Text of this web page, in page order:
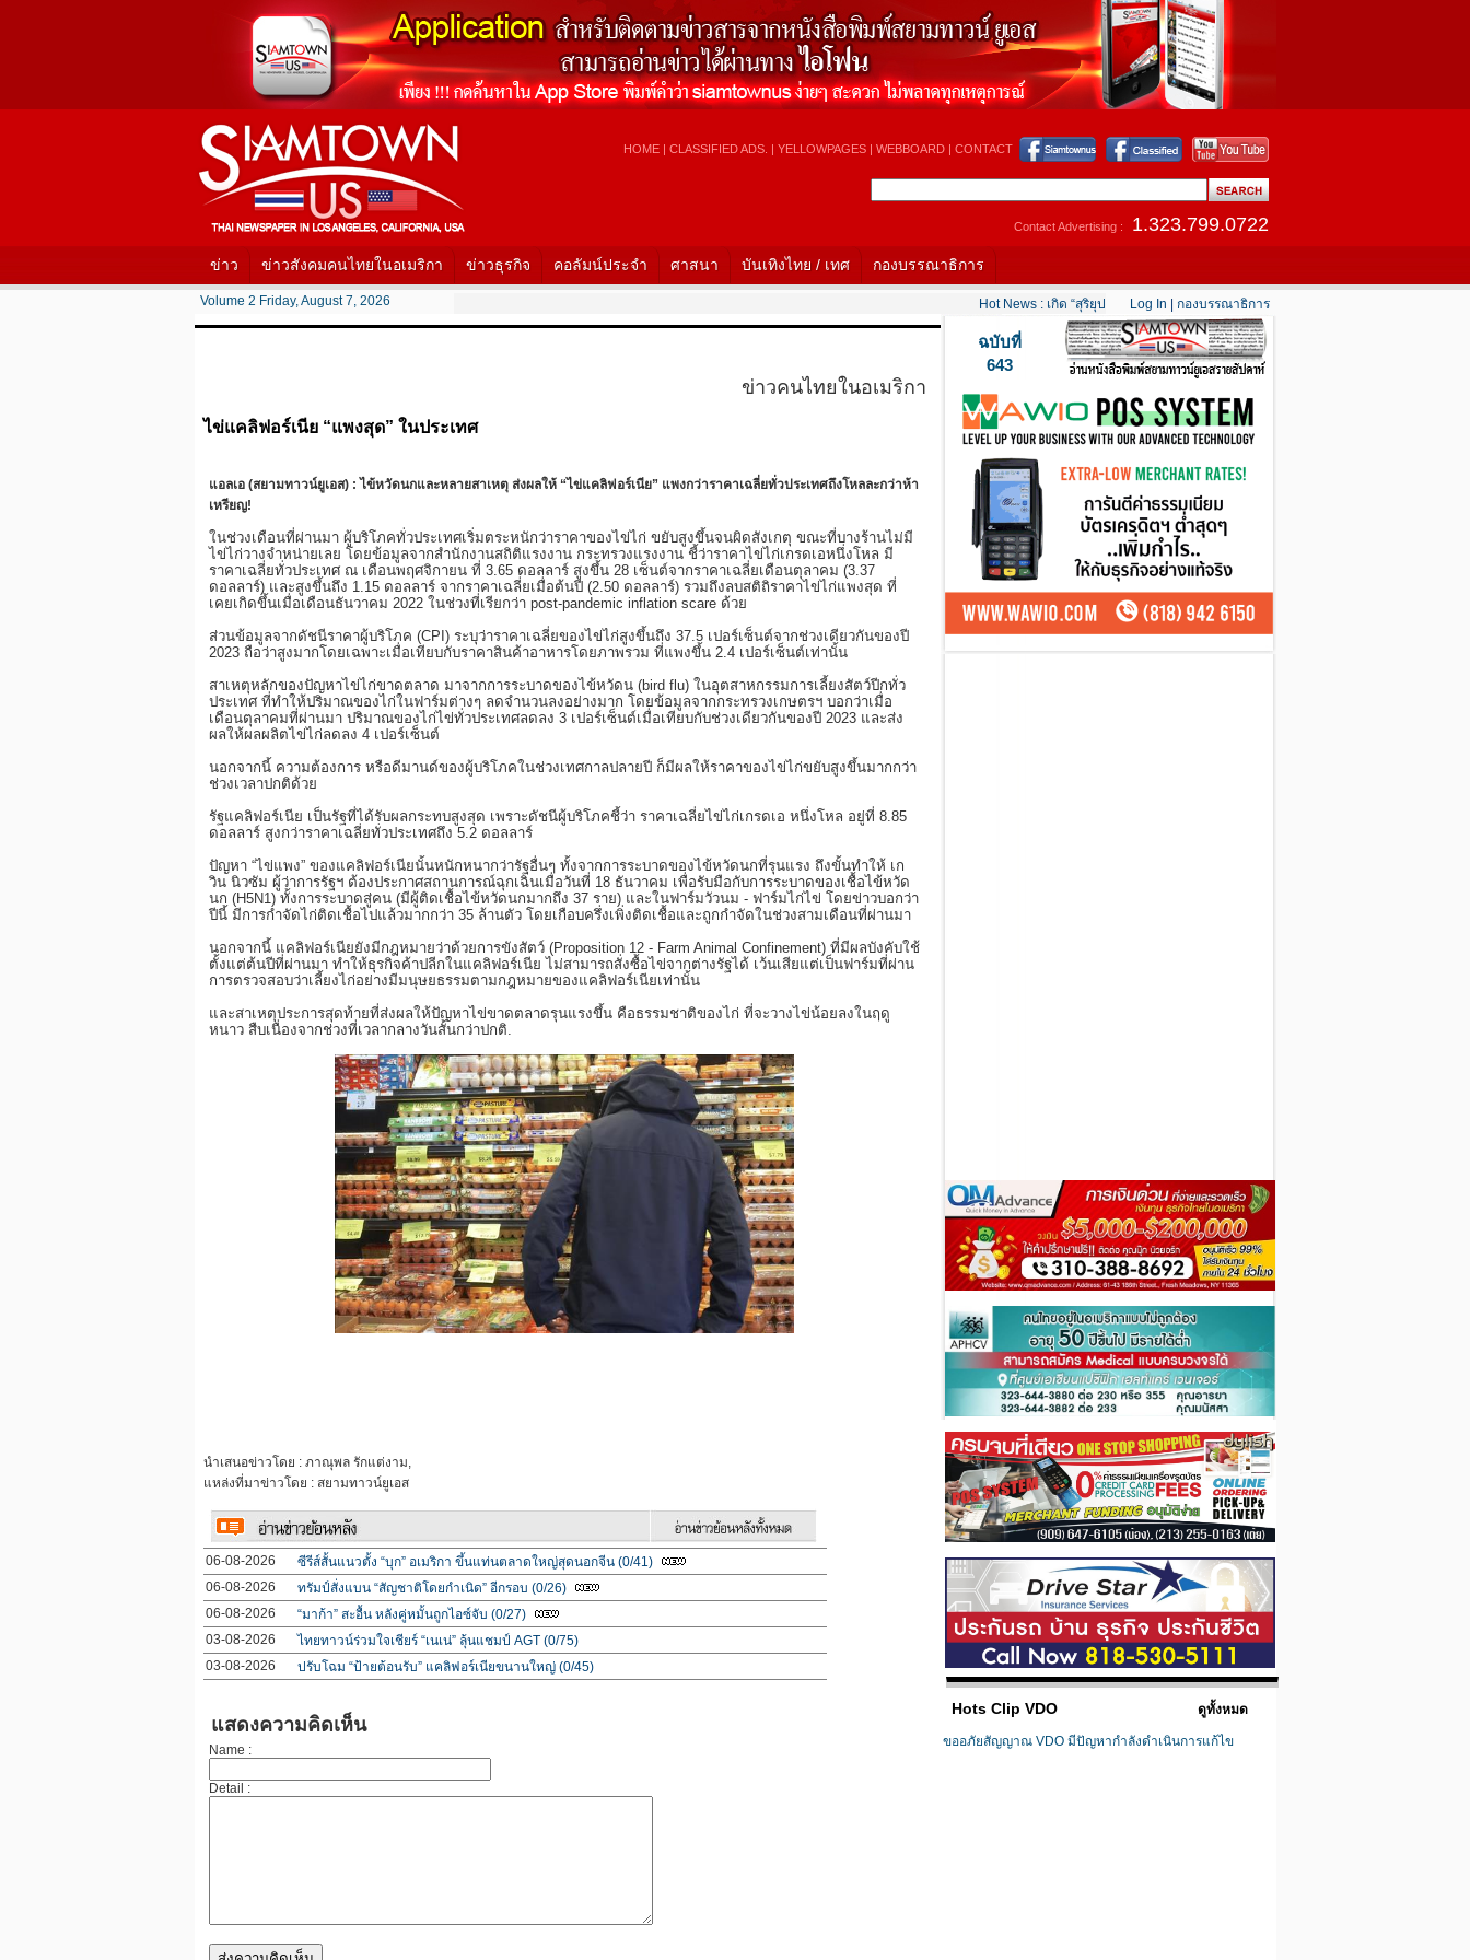
HOME| CLASSIFIED ADS. | YELLOWPAGES| WEBBOARD| CONTACT
Contact Advertising : 1.323.799.0722
ข่าว ข่าวสังคมคนไทยในอเมริกา ข่าวธุรกิจ คอลัมน์ประจำ ศาสนา บันเทิงไทย / เทศ กองบรรณาธิการ
Volume 2 Friday, August 7, 2026 Hot News : เกิด “สุริยุปราคาเต็มดวง” 12 สิงหาคมนี้....Hot News : แคลิฟอร์เนียใต้เริ่มคลา
Log In กองบรรณาธิการ
ข่าวคนไทยในอเมริกา
ไข่แคลิฟอร์เนีย “แพงสุด” ในประเทศ
แอลเอ (สยามทาวน์ยูเอส) : ไข้หวัดนกและหลายสาเหตุ ส่งผลให้ “ไข่แคลิฟอร์เนีย” แพงกว่าราคาเฉลี่ยทั่วประเทศถึงโหลละกว่าห้า
เหรียญ!
ในช่วงเดือนที่ผ่านมา ผู้บริโภคทั่วประเทศเริ่มตระหนักว่าราคาของไข่ไก่ ขยับสูงขึ้นจนผิดสังเกตุ ขณะที่บางร้านไม่มี
ไข่ไก่วางจำหน่ายเลย โดยข้อมูลจากสำนักงานสถิติแรงงาน กระทรวงแรงงาน ชี้ว่าราคาไข่ไก่เกรดเอหนึ่งโหล มี
ราคาเฉลี่ยทั่วประเทศ ณ เดือนพฤศจิกายน ที่ 3.65 ดอลลาร์ สูงขึ้น 28 เซ็นต์จากราคาเฉลี่ยเดือนตุลาคม (3.37
ดอลลาร์) และสูงขึ้นถึง 1.15 ดอลลาร์ จากราคาเฉลี่ยเมื่อต้นปี (2.50 ดอลลาร์) รวมถึงลบสติถิราคาไข่ไก่แพงสุด ที่
เคยเกิดขึ้นเมื่อเดือนธันวาคม 2022 ในช่วงที่เรียกว่า post-pandemic inflation scare ด้วย
ส่วนข้อมูลจากดัชนีราคาผู้บริโภค (CPI) ระบุว่าราคาเฉลี่ยของไข่ไก่สูงขึ้นถึง 37.5 เปอร์เซ็นต์จากช่วงเดียวกันของปี
2023 ถือว่าสูงมากโดยเฉพาะเมื่อเทียบกับราคาสินค้าอาหารโดยภาพรวม ที่แพงขึ้น 2.4 เปอร์เซ็นต์เท่านั้น
สาเหตุหลักของปัญหาไข่ไก่ขาดตลาด มาจากการระบาดของไข้หวัดน (bird flu) ในอุตสาหกรรมการเลี้ยงสัตว์ปีกทั่ว
ประเทศ ที่ทำให้ปริมาณของไก่ในฟาร์มต่างๆ ลดจำนวนลงอย่างมาก โดยข้อมูลจากกระทรวงเกษตรฯ บอกว่าเมื่อ
เดือนตุลาคมที่ผ่านมา ปริมาณของไก่ไข่ทั่วประเทศลดลง 3 เปอร์เซ็นต์เมื่อเทียบกับช่วงเดียวกันของปี 2023 และส่ง
ผลให้ผลผลิตไข่ไก่ลดลง 4 เปอร์เซ็นต์
นอกจากนี้ ความต้องการ หรือดีมานด์ของผู้บริโภคในช่วงเทศกาลปลายปี ก็มีผลให้ราคาของไข่ไก่ขยับสูงขึ้นมากกว่า
ช่วงเวลาปกติด้วย
รัฐแคลิฟอร์เนีย เป็นรัฐที่ได้รับผลกระทบสูงสุด เพราะดัชนีผู้บริโภคชี้ว่า ราคาเฉลี่ยไข่ไก่เกรดเอ หนึ่งโหล อยู่ที่ 8.85
ดอลลาร์ สูงกว่าราคาเฉลี่ยทั่วประเทศถึง 5.2 ดอลลาร์
ปัญหา “ไข่แพง” ของแคลิฟอร์เนียนั้นหนักหนากว่ารัฐอื่นๆ ทั้งจากการระบาดของไข้หวัดนกที่รุนแรง ถึงขั้นทำให้ เก
วิน นิวซัม ผู้ว่าการรัฐฯ ต้องประกาศสถานการณ์ฉุกเฉินเมื่อวันที่ 18 ธันวาคม เพื่อรับมือกับการระบาดของเชื้อไข้หวัด
นก (H5N1) ทั้งการระบาดสู่คน (มีผู้ติดเชื้อไข้หวัดนกมากถึง 37 ราย) และในฟาร์มวัวนม - ฟาร์มไก่ไข่ โดยข่าวบอกว่า
ปีนี้ มีการกำจัดไก่ติดเชื้อไปแล้วมากกว่า 35 ล้านตัว โดยเกือบครึ่งเพิ่งติดเชื้อและถูกกำจัดในช่วงสามเดือนที่ผ่านมา
นอกจากนี้ แคลิฟอร์เนียยังมีกฎหมายว่าด้วยการขังสัตว์ (Proposition 12 - Farm Animal Confinement) ที่มีผลบังคับใช้
ตั้งแต่ต้นปีที่ผ่านมา ทำให้ธุรกิจค้าปลีกในแคลิฟอร์เนีย ไม่สามารถสั่งซื้อไข่จากต่างรัฐได้ เว้นเสียแต่เป็นฟาร์มที่ผ่าน
การตรวจสอบว่าเลี้ยงไก่อย่างมีมนุษยธรรมตามกฎหมายของแคลิฟอร์เนียเท่านั้น
และสาเหตุประการสุดท้ายที่ส่งผลให้ปัญหาไข่ขาดตลาดรุนแรงขึ้น คือธรรมชาติของไก่ ที่จะวางไข่น้อยลงในฤดู
หนาว สืบเนื่องจากช่วงที่เวลากลางวันสั้นกว่าปกติ.
นำเสนอข่าวโดย : ภาณุพล รักแต่งาม,
แหล่งที่มาข่าวโดย : สยามทาวน์ยูเอส
06-08-2026
ซีรีส์สั้นแนวตั้ง “บุก” อเมริกา ขึ้นแท่นตลาดใหญ่สุดนอกจีน (0/41)
06-08-2026
ทรัมป์สั่งแบน “สัญชาติโดยกำเนิด” อีกรอบ (0/26)
06-08-2026
“มาก้า” สะอื้น หลังคู่หมั้นถูกไอซ์จับ (0/27)
03-08-2026
ไทยทาวน์ร่วมใจเชียร์ “เนเน่” ลุ้นแชมป์ AGT (0/75)
03-08-2026
ปรับโฉม “ป้ายต้อนรับ” แคลิฟอร์เนียขนานใหญ่ (0/45)
แสดงความคิดเห็น
Name :
Detail :
ฉบับที่
643
Hots Clip VDO ดูทั้งหมด
ขออภัยสัญญาณ VDO มีปัญหากำลังดำเนินการแก้ไข